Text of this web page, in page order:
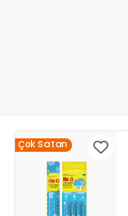
Çok Satan